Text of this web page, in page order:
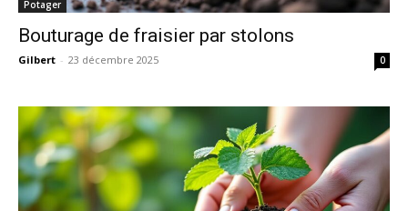
Potager
Bouturage de fraisier par stolons
Gilbert - 23 décembre 2025 0